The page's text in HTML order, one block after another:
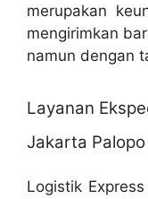
merupakan
mengirimkan
namun dengan
Layanan
Jakarta Palopo
Logistik